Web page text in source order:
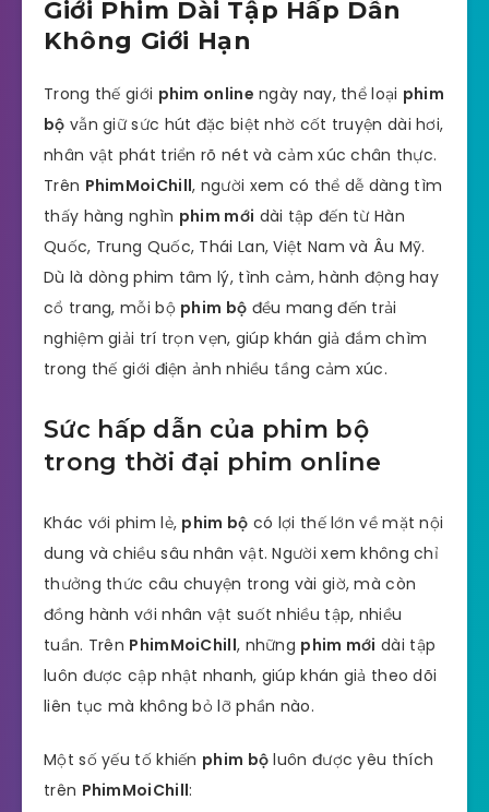
Giới Phim Dài Tập Hấp Dẫn
Không Giới Hạn
Trong thế giới phim online ngày nay, thể loại phim
bộ vẫn giữ sức hút đặc biệt nhờ cốt truyện dài hơi,
nhân vật phát triển rõ nét và cảm xúc chân thực.
Trên PhimMoiChill, người xem có thể dễ dàng tìm
thấy hàng nghìn phim mới dài tập đến từ Hàn
Quốc, Trung Quốc, Thái Lan, Việt Nam và Âu Mỹ.
Dù là dòng phim tâm lý, tình cảm, hành động hay
cổ trang, mỗi bộ phim bộ đều mang đến trải
nghiệm giải trí trọn vẹn, giúp khán giả đắm chìm
trong thế giới điện ảnh nhiều tầng cảm xúc.
Sức hấp dẫn của phim bộ
trong thời đại phim online
Khác với phim lẻ, phim bộ có lợi thế lớn về mặt nội
dung và chiều sâu nhân vật. Người xem không chỉ
thưởng thức câu chuyện trong vài giờ, mà còn
đồng hành với nhân vật suốt nhiều tập, nhiều
tuần. Trên PhimMoiChill, những phim mới dài tập
luôn được cập nhật nhanh, giúp khán giả theo dõi
liên tục mà không bỏ lỡ phần nào.
Một số yếu tố khiến phim bộ luôn được yêu thích
trên PhimMoiChill: